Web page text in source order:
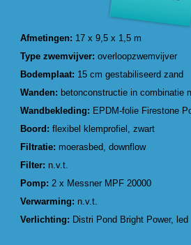
Afmetingen: 17 x 9,5 x 1,5 m
Type zwemvijver: overloopzwemvijver
Bodemplaat: 15 cm gestabiliseerd zand
Wanden: betonconstructie in combinatie
Wandbekleding: EPDM-folie Firestone
Boord: flexibel klemprofiel, zwart
Filtratie: moerasbed, downflow
Filter: n.v.t.
Pomp: 2 x Messner MPF 20000
Verwarming: n.v.t.
Verlichting: Distri Pond Bright Power, led